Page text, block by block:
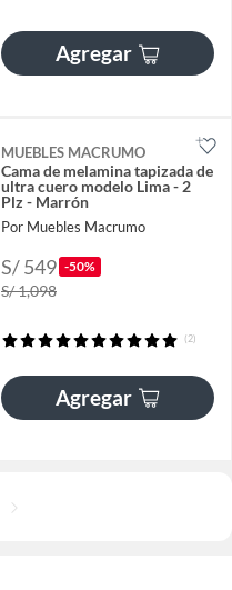
Agregar
MUEBLES MACRUMO
Cama de melamina tapizada de
ultra cuero modelo Lima - 2
Plz - Marrón
Por Muebles Macrumo
S/ 549 -50%
S/ 1,098
(2)
Agregar